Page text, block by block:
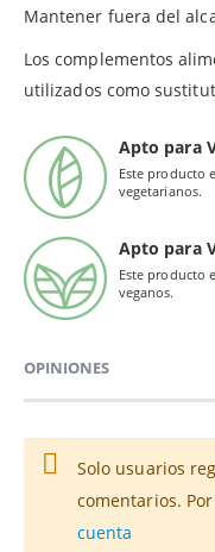
Mantener fuera del
Los complementos
utilizados como
Apto para
Este producto
vegetarianos.
Apto para
Este producto
veganos.
OPINIONES
Solo usuarios
comentarios.
cuenta